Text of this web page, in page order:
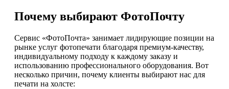
Почему выбирают ФотоПочту
Сервис «ФотоПочта» занимает лидирующие позиции на
рынке услуг фотопечати благодаря премиум-качеству,
индивидуальному подходу к каждому заказу и
использованию профессионального оборудования. Вот
несколько причин, почему клиенты выбирают нас для
печати на холсте: